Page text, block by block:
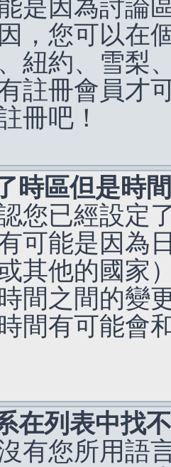
是因為討論
，您可以在
紐約、雪梨
註冊會員才
冊吧！
時區但是時
您已經設定
可能是因為
其他的國家
間之間的變
間有可能會
在列表中找
有您所用語